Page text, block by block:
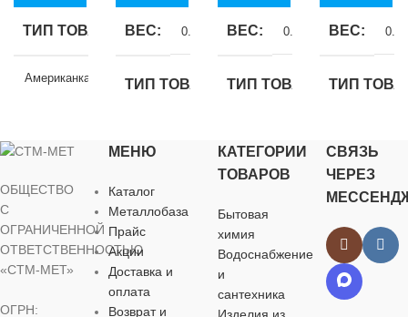
ТИП ТОВАРА
Американка ВР
РЕЗЬБА 1/2″
ВЕС 0.13 кг
ТИП ТОВАРА
ДИАМЕТР, ММ
32
РЕЗЬБА 1″
ВЕС 0.374 кг
ТИП ТОВАРА
ДИАМЕТР, ММ
50
ВЕС
ТИП
20
РЕЗЬБА
ОБЩЕСТВО
С
ОГРАНИЧЕННОЙ
ОТВЕТСТВЕННОСТЬЮ
«СТМ-МЕТ»
ОГРН:
МЕНЮ
Каталог
Металлобаза
Прайс
Акции
Доставка и
оплата
Возврат и
КАТЕГОРИИ
ТОВАРОВ
Бытовая
химия
Водоснабжение
и
сантехника
СВЯЗЬ
ЧЕРЕЗ